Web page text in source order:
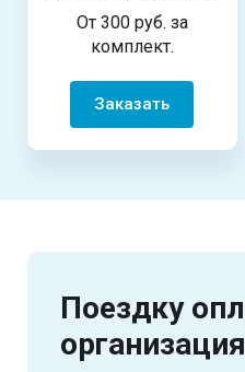
От 300 руб. за
комплект.
Заказать
Поездку